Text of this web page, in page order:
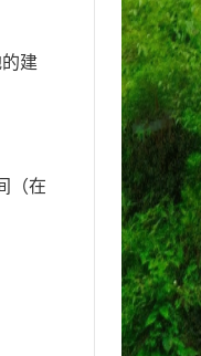
建
（在